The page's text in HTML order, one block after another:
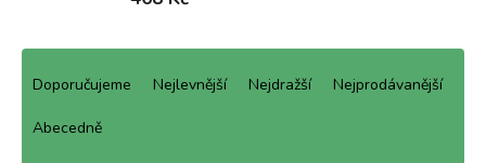
Ř
Doporučujeme Nejlevnější Nejdražší Nejprodávanější
Abecedně